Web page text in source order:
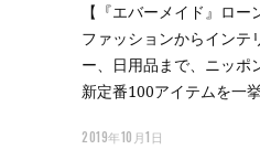
【『エバーメイド』ロー
ファッションからインテ
ー、日用品まで、ニッポ
新定番100アイテムを一
2019年10月1日